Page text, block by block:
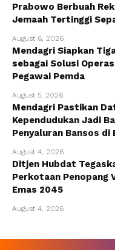
Prabowo Berbuah
Jemaah Tertinggi
August 6, 2026
Mendagri Siapkan
sebagai Solusi
Pegawai Pemda
August 5, 2026
Mendagri Pastikan
Kependudukan Jadi
Penyaluran Bansos di
August 4, 2026
Ditjen Hubdat
Perkotaan Penopang
Emas 2045
August 4, 2026